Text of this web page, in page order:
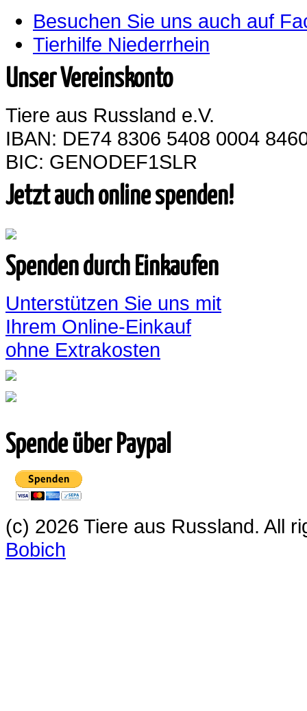
Besuchen Sie uns auch auf
Tierhilfe Niederrhein
Unser Vereinskonto
Tiere aus Russland e.V.
IBAN: DE74 8306 5408 0004
BIC: GENODEF1SLR
Jetzt auch online spenden!
Spenden durch Einkaufen
Unterstützen Sie uns mit
Ihrem Online-Einkauf
ohne Extrakosten
Spende über Paypal
(c) 2026 Tiere aus Russland. All
Bobich